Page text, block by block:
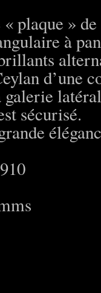
plaque »
à
d’une
sécurisé.